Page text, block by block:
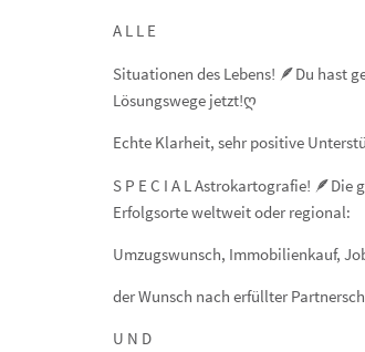
A L L E
Situationen des Lebens! 🪶Du hast
Lösungswege jetzt!ღ
Echte Klarheit, sehr positive
S P E C I A L Astrokartografie!
Erfolgsorte weltweit oder regional:
Umzugswunsch, Immobilienkauf,
der Wunsch nach erfüllter
U N D